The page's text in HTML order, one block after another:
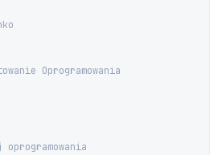
Oprogramowania